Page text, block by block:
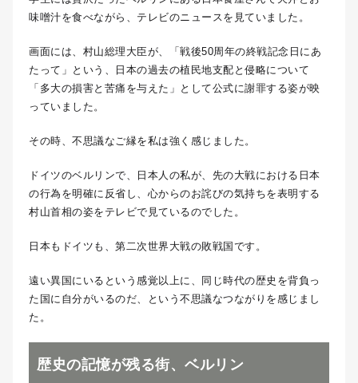
味噌汁を食べながら、テレビのニュースを見ていました。
画面には、村山総理大臣が、「戦後50周年の終戦記念日にあ
たって」という、日本の過去の植民地支配と侵略について
「多大の損害と苦痛を与えた」として公式に謝罪する姿が映
っていました。
その時、不思議なご縁を私は強く感じました。
ドイツのベルリンで、日本人の私が、先の大戦における日本
の行為を明確に反省し、心からのお詫びの気持ちを表明する
村山首相の姿をテレビで見ているのでした。
日本もドイツも、第二次世界大戦の敗戦国です。
遠い異国にいるという感覚以上に、同じ時代の歴史を背負っ
た国に自分がいるのだ、という不思議なつながりを感じまし
た。
歴史の記憶が残る街、ベルリン